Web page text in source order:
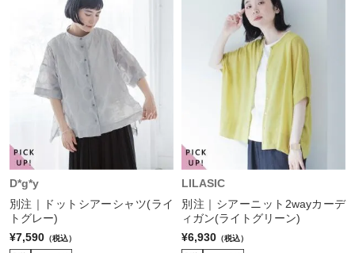
D*g*y
別注｜ドットシアーシャツ(ライ
トグレー)
¥7,590 （税込）
LILASIC
別注｜シアーニット2wayカーデ
ィガン(ライトグリーン)
¥6,930 （税込）